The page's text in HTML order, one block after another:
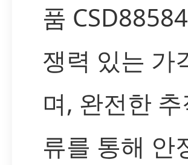
품
쟁력 있는 가
며, 완전한
류를 통해 안